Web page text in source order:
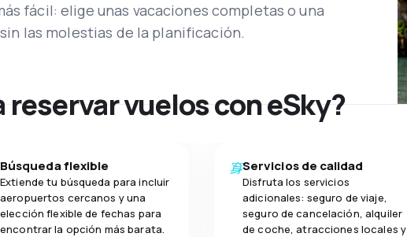
fácil: elige unas vacaciones completas o una
las molestias de la planificación.
reservar vuelos con eSky?
Búsqueda flexible
Extiende tu búsqueda para incluir
aeropuertos cercanos y una
elección flexible de fechas para
encontrar la opción más barata.
Servicios de calidad
Disfruta los servicios
adicionales: seguro de viaje,
seguro de cancelación, alquiler
de coche, atracciones locales y